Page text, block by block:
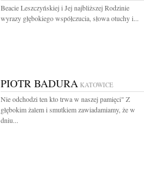
Beacie Leszczyńskiej i Jej najbliższej Rodzinie
wyrazy głębokiego współczucia, słowa otuchy i...
PIOTR BADURA KATOWICE
Nie odchodzi ten kto trwa w naszej pamięci" Z
głębokim żalem i smutkiem zawiadamiamy, że w
dniu...